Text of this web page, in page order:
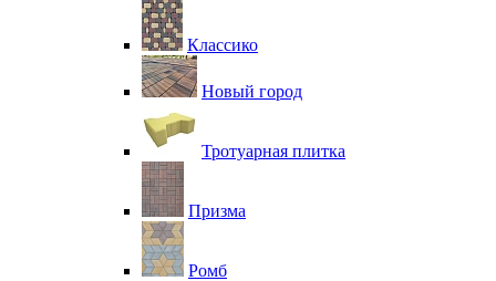
Классико
Новый город
Тротуарная плитка
Призма
Ромб